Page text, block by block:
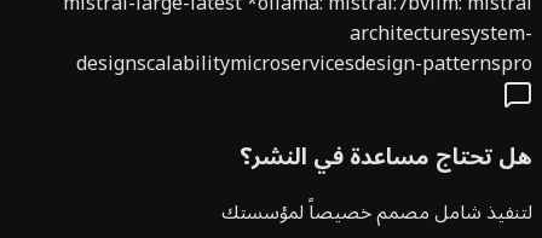
architecture
designscalabilitymicroservicesdesign-patterns
تحتاج مساعدة في النشر؟
شامل مصمم خصيصاً لمؤسستك